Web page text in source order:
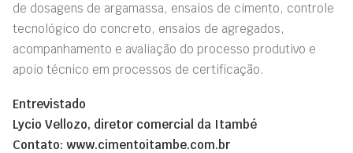
de dosagens de argamassa, ensaios de cimento, controle
tecnológico do concreto, ensaios de agregados,
acompanhamento e avaliação do processo produtivo e
apoio técnico em processos de certificação.
Entrevistado
Lycio Vellozo, diretor comercial da Itambé
Contato: www.cimentoitambe.com.br